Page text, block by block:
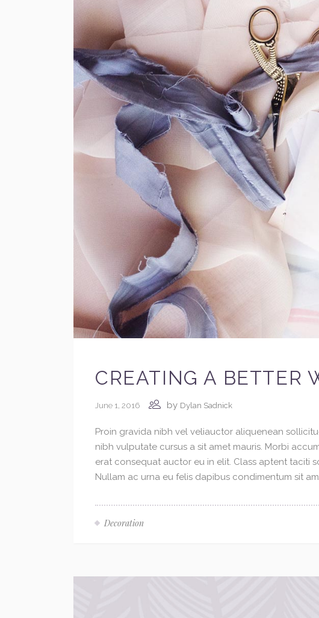
CREATING A BETTER
June 1, 2016 by Dylan Sadnick
Proin gravida nibh vel veliauctor aliquenean
nibh vulputate cursus a sit amet mauris. Morbi
erat consequat auctor eu in elit. Class aptent taciti
Nullam ac urna eu felis dapibus condimentum sit
Decoration